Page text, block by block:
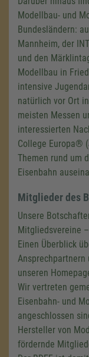
Modellbau- und
Bundesländern:
Mannheim, der
und den
Modellbau in
intensive
natürlich vor Ort
meisten Messen
interessierten
College Europa®
Themen rund um
Eisenbahn
Mitglieder des
Unsere
Mitgliedsvereine
Einen Überblick
unseren
Wir vertreten
Eisenbahn- und
angeschlossen
Hersteller von
fördernde